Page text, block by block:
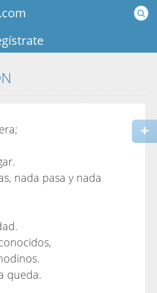
nada pasa y nada
queda.